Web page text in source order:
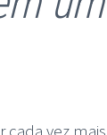
cada vez